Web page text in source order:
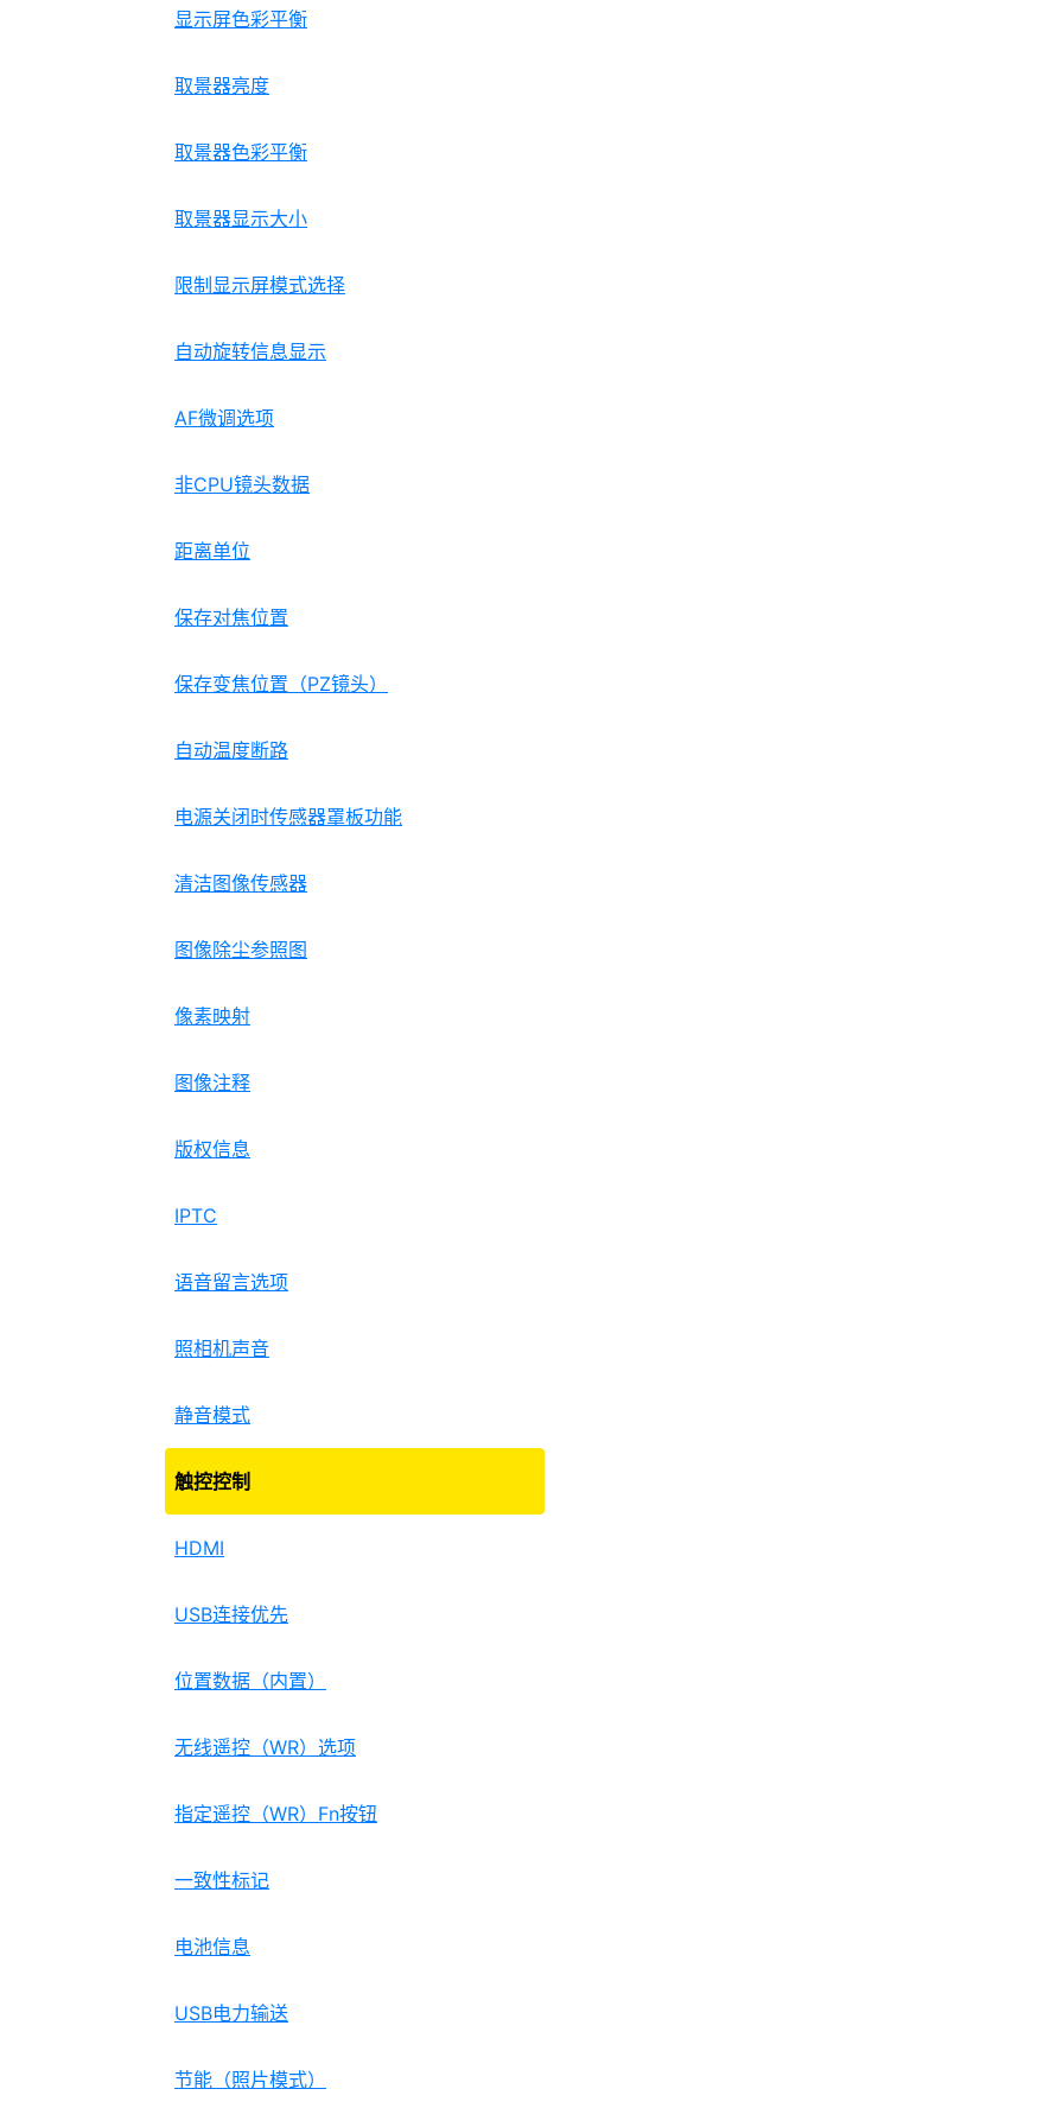
显示屏色彩平衡
取景器亮度
取景器色彩平衡
取景器显示大小
限制显示屏模式选择
自动旋转信息显示
AF微调选项
非CPU镜头数据
距离单位
保存对焦位置
保存变焦位置（PZ镜头）
自动温度断路
电源关闭时传感器罩板功能
清洁图像传感器
图像除尘参照图
像素映射
图像注释
版权信息
IPTC
语音留言选项
照相机声音
静音模式
触控控制
HDMI
USB连接优先
位置数据（内置）
无线遥控（WR）选项
指定遥控（WR）Fn按钮
一致性标记
电池信息
USB电力输送
节能（照片模式）